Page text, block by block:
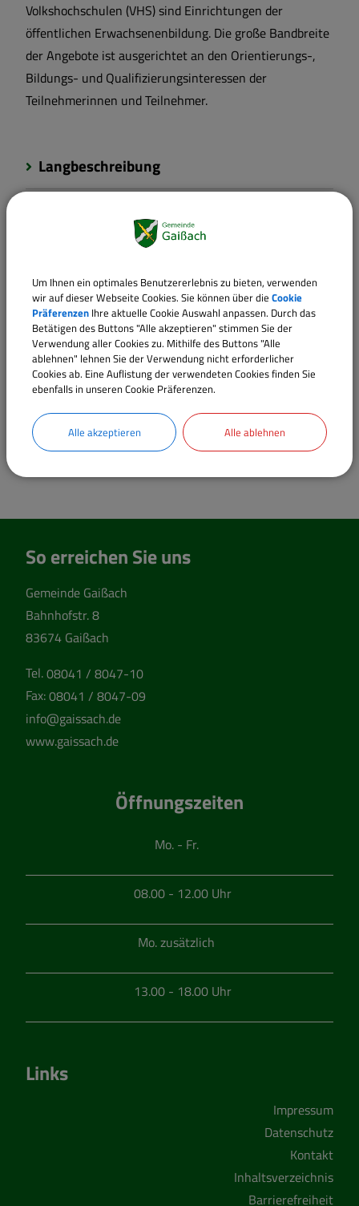
Volkshochschulen (VHS) sind Einrichtungen der
öffentlichen Erwachsenenbildung. Die große Bandbreite
der Angebote ist ausgerichtet an den Orientierungs-,
Bildungs- und Qualifizierungsinteressen der
Teilnehmerinnen und Teilnehmer.
Langbeschreibung
Weiterführende Links
Verantwortliche Behörde
Sachgebiete
Kämmerei und Kasse
So erreichen Sie uns
Gemeinde Gaißach
Bahnhofstr. 8
83674 Gaißach
Tel.08041 / 8047-10
Fax:08041 / 8047-09
info@gaissach.de
www.gaissach.de
Öffnungszeiten
Mo. - Fr.
08.00 - 12.00 Uhr
Mo. zusätzlich
13.00 - 18.00 Uhr
Links
Impressum
Datenschutz
Kontakt
Inhaltsverzeichnis
Barrierefreiheit
Um Ihnen ein optimales Benutzererlebnis zu bieten, verwenden
wir auf dieser Webseite Cookies. Sie können über die Cookie
Präferenzen Ihre aktuelle Cookie Auswahl anpassen. Durch das
Betätigen des Buttons "Alle akzeptieren" stimmen Sie der
Verwendung aller Cookies zu. Mithilfe des Buttons "Alle
ablehnen" lehnen Sie der Verwendung nicht erforderlicher
Cookies ab. Eine Auflistung der verwendeten Cookies finden Sie
ebenfalls in unseren Cookie Präferenzen.
Alle akzeptieren Alle ablehnen